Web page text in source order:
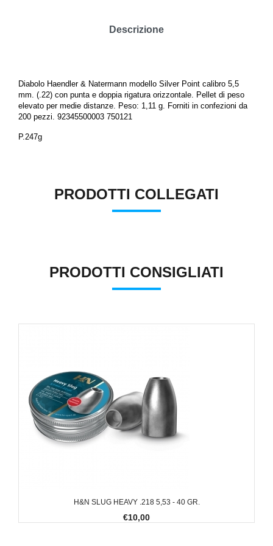
Descrizione
Diabolo Haendler & Natermann modello Silver Point calibro 5,5
mm. (.22) con punta e doppia rigatura orizzontale. Pellet di peso
elevato per medie distanze. Peso: 1,11 g. Forniti in confezioni da
200 pezzi. 92345500003 750121
P.247g
PRODOTTI COLLEGATI
PRODOTTI CONSIGLIATI
H&N SLUG HEAVY .218 5,53 - 40 GR.
€10,00